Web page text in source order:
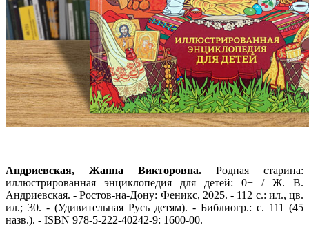
Андриевская, Жанна Викторовна. Родная старина:
иллюстрированная энциклопедия для детей: 0+ / Ж. В.
Андриевская. - Ростов-на-Дону: Феникс, 2025. - 112 с.: ил., цв.
ил.; 30. - (Удивительная Русь детям). - Библиогр.: с. 111 (45
назв.). - ISBN 978-5-222-40242-9: 1600-00.